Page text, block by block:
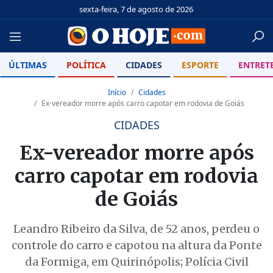
sexta-feira, 7 de agosto de 2026
ÚLTIMAS POLÍTICA CIDADES ESPORTE
Início
Cidades
Ex-vereador morre após carro capotar em rodovia de Goiás
CIDADES
Ex-vereador morre após
carro capotar em rodovia
de Goiás
Leandro Ribeiro da Silva, de 52 anos, perdeu o
controle do carro e capotou na altura da Ponte
da Formiga, em Quirinópolis; Polícia Civil